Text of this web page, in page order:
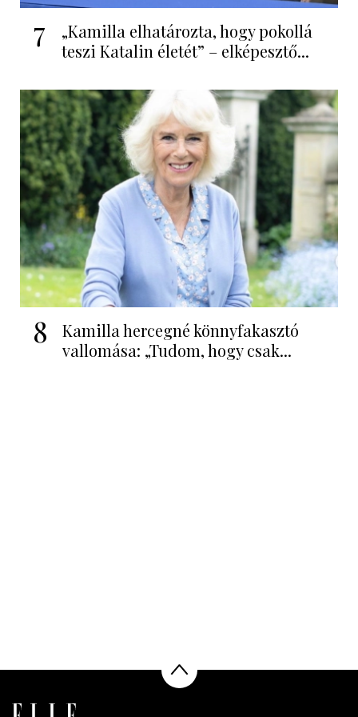
7
„Kamilla elhatározta, hogy pokollá
teszi Katalin életét” – elképesztő...
8
Kamilla hercegné könnyfakasztó
vallomása: „Tudom, hogy csak...